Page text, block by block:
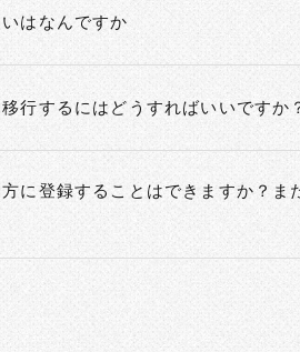
はなんですか
行するにはどうすればいいですか
に登録することはできますか？